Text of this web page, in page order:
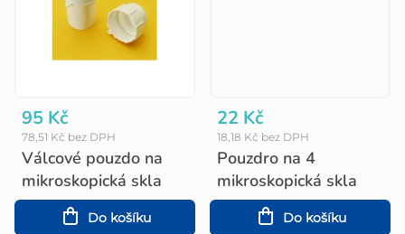
Válcové pouzdo na
mikroskopická skla
78,51 Kč bez DPH
95 Kč
Do košíku
Pouzdro na 4
mikroskopická skla
18,18 Kč bez DPH
22 Kč
Do košíku